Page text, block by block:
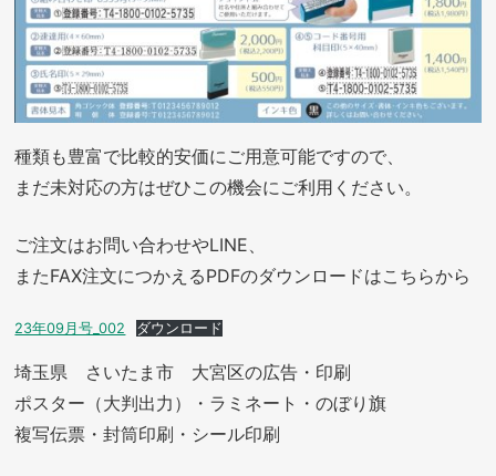
種類も豊富で比較的安価にご用意可能ですので、
まだ未対応の方はぜひこの機会にご利用ください。
ご注文はお問い合わせやLINE、
またFAX注文につかえるPDFのダウンロードはこちらから
23年09月号_002 ダウンロード
埼玉県 さいたま市 大宮区の広告・印刷
ポスター（大判出力）・ラミネート・のぼり旗
複写伝票・封筒印刷・シール印刷